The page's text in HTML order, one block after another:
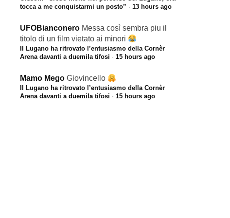
tocca a me conquistarmi un posto” · 13 hours ago
UFOBianconero Messa così sembra piu il
titolo di un film vietato ai minori
Il Lugano ha ritrovato l’entusiasmo della Cornèr
Arena davanti a duemila tifosi · 15 hours ago
Mamo Mego Giovincello
Il Lugano ha ritrovato l’entusiasmo della Cornèr
Arena davanti a duemila tifosi · 15 hours ago